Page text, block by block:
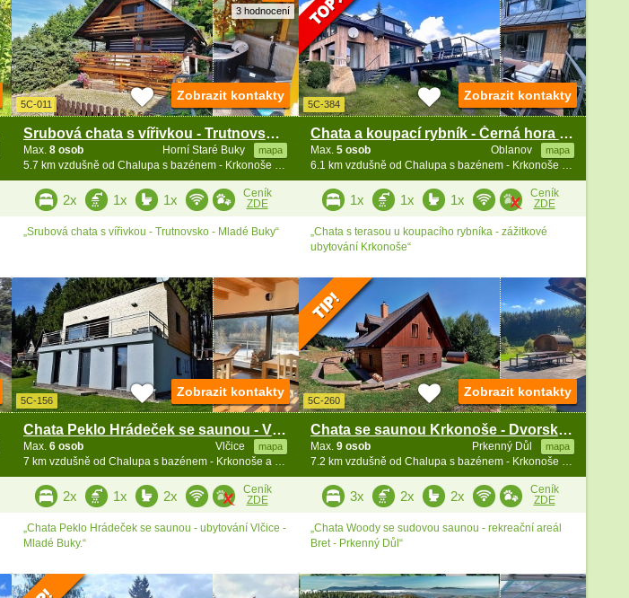
3 hodnocení
5C-011
Srubová chata s vířivkou - Trutnovsko - Mladé Buky
Horní Staré Buky mapa
Max. 8 osob
5.7 km vzdušně od Chalupa s bazénem - Krkonoše a Broumovsko
Zobrazit kontakty
2x 1x 1x
Ceník
ZDE
„Srubová chata s vířivkou - Trutnovsko - Mladé Buky“
5C-384
Chata a koupací rybník - Černá hora - Janské Lázně
Oblanov mapa
Max. 5 osob
6.1 km vzdušně od Chalupa s bazénem - Krkonoše a Broumovsko
Zobrazit kontakty
1x 1x 1x
Ceník
ZDE
„Chata s terasou u koupacího rybníka - zážitkové
ubytování Krkonoše“
5C-156
Chata Peklo Hrádeček se saunou - Vlčice
Vlčice mapa
Max. 6 osob
7 km vzdušně od Chalupa s bazénem - Krkonoše a Broumovsko
Zobrazit kontakty
2x 1x 2x
Ceník
ZDE
„Chata Peklo Hrádeček se saunou - ubytování Vlčice -
Mladé Buky.“
5C-260
Chata se saunou Krkonoše - Dvorský les - Žacléř
Prkenný Důl mapa
Max. 9 osob
7.2 km vzdušně od Chalupa s bazénem - Krkonoše a Broumovsko
Zobrazit kontakty
3x 2x 2x
Ceník
ZDE
„Chata Woody se sudovou saunou - rekreační areál
Bret - Prkenný Důl“